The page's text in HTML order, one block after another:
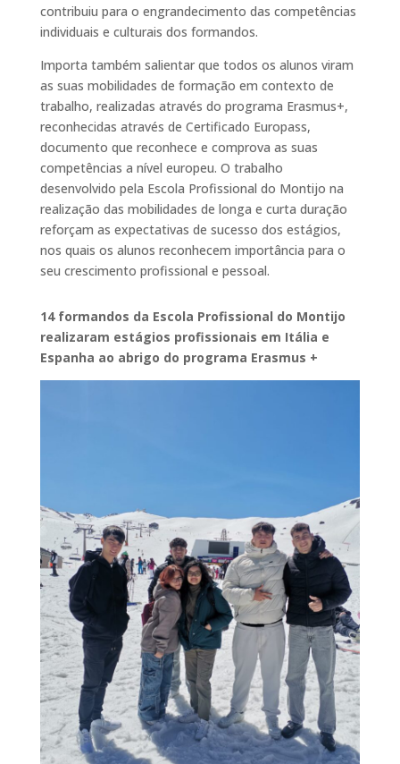
contribuiu para o engrandecimento das competências
individuais e culturais dos formandos.
Importa também salientar que todos os alunos viram
as suas mobilidades de formação em contexto de
trabalho, realizadas através do programa Erasmus+,
reconhecidas através de Certificado Europass,
documento que reconhece e comprova as suas
competências a nível europeu. O trabalho
desenvolvido pela Escola Profissional do Montijo na
realização das mobilidades de longa e curta duração
reforçam as expectativas de sucesso dos estágios,
nos quais os alunos reconhecem importância para o
seu crescimento profissional e pessoal.
14 formandos da Escola Profissional do Montijo
realizaram estágios profissionais em Itália e
Espanha ao abrigo do programa Erasmus +